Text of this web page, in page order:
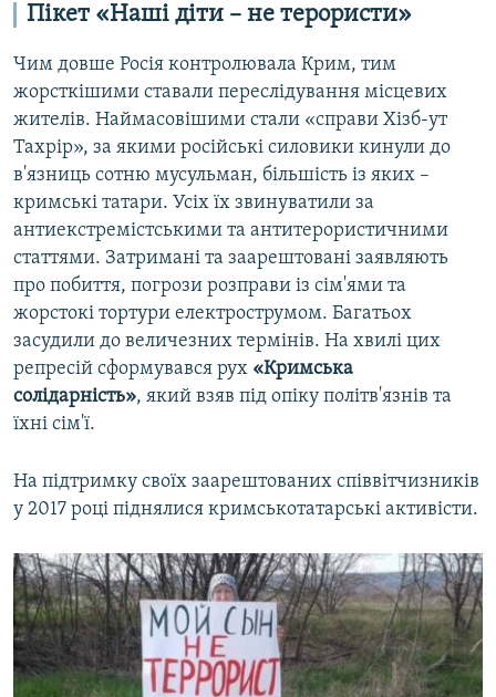
Пікет «Наші діти – не терористи»
Чим довше Росія контролювала Крим, тим
жорсткішими ставали переслідування місцевих
жителів. Наймасовішими стали «справи Хізб-ут
Тахрір», за якими російські силовики кинули до
в'язниць сотню мусульман, більшість із яких –
кримські татари. Усіх їх звинуватили за
антиекстремістськими та антитерористичними
статтями. Затримані та заарештовані заявляють
про побиття, погрози розправи із сім'ями та
жорстокі тортури електрострумом. Багатьох
засудили до величезних термінів. На хвилі цих
репресій сформувався рух «Кримська
солідарність», який взяв під опіку політв'язнів та
їхні сім'ї.
На підтримку своїх заарештованих співвітчизників
у 2017 році піднялися кримськотатарські активісти.